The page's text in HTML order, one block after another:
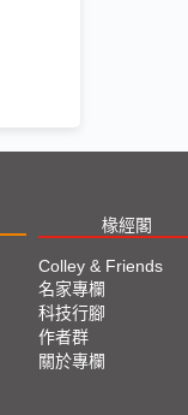
椽經閣
Colley & Friends
名家專欄
科技行腳
作者群
關於專欄